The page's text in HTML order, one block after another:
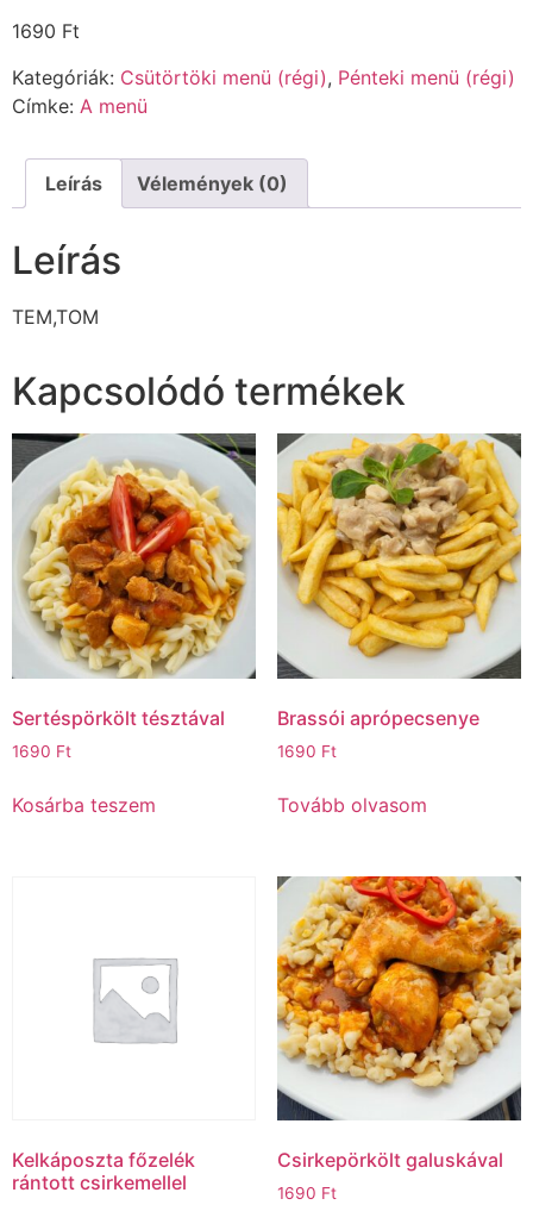
1690 Ft
Kategóriák: Csütörtöki menü (régi), Pénteki menü (régi)
Címke: A menü
Leírás Vélemények (0)
Leírás
TEM,TOM
Kapcsolódó termékek
Sertéspörkölt tésztával
1690 Ft
Kosárba teszem
Brassói aprópecsenye
1690 Ft
Tovább olvasom
Kelkáposzta főzelék
rántott csirkemellel
Csirkepörkölt galuskával
1690 Ft